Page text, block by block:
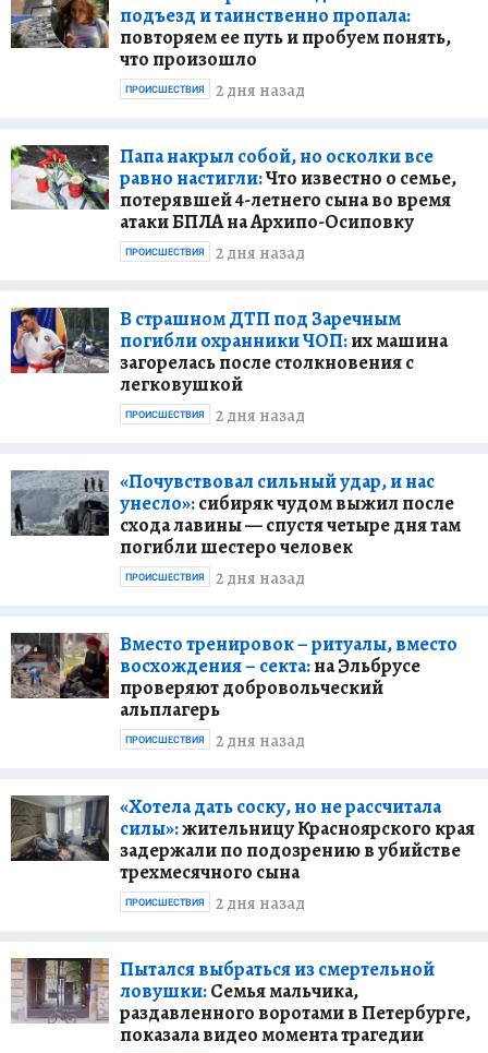
подъезд и таинственно пропала:
повторяем ее путь и пробуем понять,
что произошло
2 дня назад
ПРОИСШЕСТВИЯ
Папа накрыл собой, но осколки все
равно настигли:Что известно о семье,
потерявшей 4-летнего сына во время
атаки БПЛА на Архипо-Осиповку
2 дня назад
ПРОИСШЕСТВИЯ
В страшном ДТП под Заречным
погибли охранники ЧОП:их машина
загорелась после столкновения с
легковушкой
2 дня назад
ПРОИСШЕСТВИЯ
«Почувствовал сильный удар, и нас
унесло»:сибиряк чудом выжил после
схода лавины — спустя четыре дня там
погибли шестеро человек
2 дня назад
ПРОИСШЕСТВИЯ
Вместо тренировок – ритуалы, вместо
восхождения – секта:на Эльбрусе
проверяют добровольческий
альплагерь
2 дня назад
ПРОИСШЕСТВИЯ
«Хотела дать соску, но не рассчитала
силы»:жительницу Красноярского края
задержали по подозрению в убийстве
трехмесячного сына
2 дня назад
ПРОИСШЕСТВИЯ
Пытался выбраться из смертельной
ловушки:Семья мальчика,
раздавленного воротами в Петербурге,
показала видео момента трагедии